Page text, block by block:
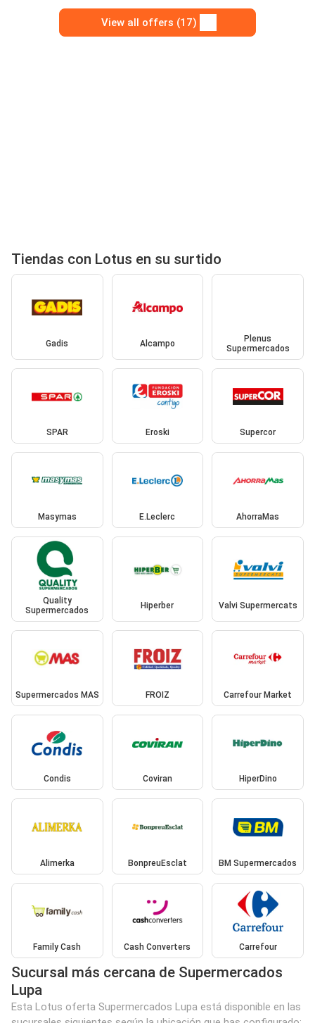
View all offers (17)
Tiendas con Lotus en su surtido
Gadis Alcampo
Plenus
Supermercados
SPAR Eroski Supercor
Masymas E.Leclerc AhorraMas
Quality
Supermercados
Hiperber Valvi Supermercats
Supermercados MAS FROIZ Carrefour Market
Condis Coviran HiperDino
Alimerka BonpreuEsclat BM Supermercados
Family Cash Cash Converters Carrefour
Sucursal más cercana de Supermercados
Lupa
Esta Lotus oferta Supermercados Lupa está disponible en las